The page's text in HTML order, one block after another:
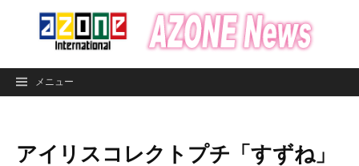
ン
メニュー
アイリスコレクトプチ「すずね」